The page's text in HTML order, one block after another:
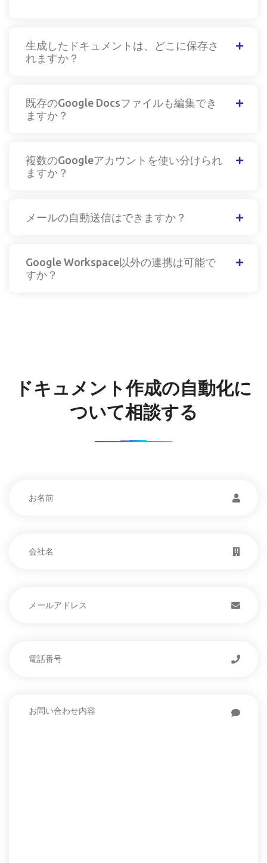
生成したドキュメントは、どこに保存さ
れますか？
既存のGoogle Docsファイルも編集でき
ますか？
複数のGoogleアカウントを使い分けられ
ますか？
メールの自動送信はできますか？
Google Workspace以外の連携は可能で
すか？
ドキュメント作成の自動化に
ついて相談する